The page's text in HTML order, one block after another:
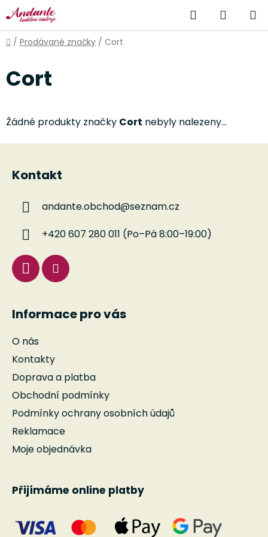
Přejít
na
obsah
Hledat
KOŠÍK
Domů
/ Prodávané značky / Cort
Cort
Žádné produkty značky Cort nebyly nalezeny...
Kontakt
andante.obchod@seznam.cz
+420 607 280 011 (Po–Pá 8:00–19:00)
Informace pro vás
O nás
Kontakty
Doprava a platba
Obchodní podmínky
Podmínky ochrany osobních údajů
Reklamace
Moje objednávka
Přijímáme online platby